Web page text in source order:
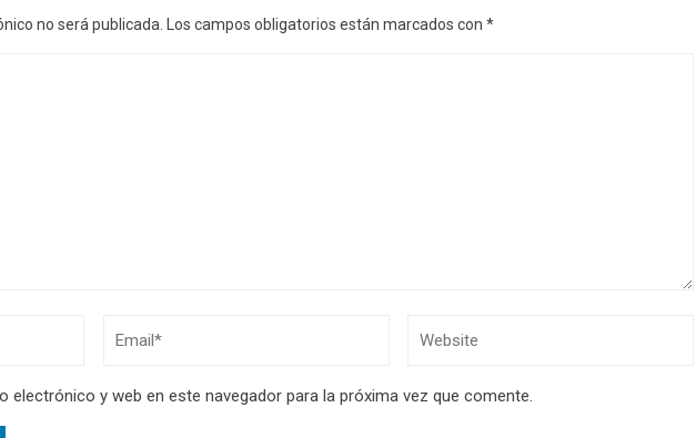
no será publicada. Los campos obligatorios están marcados con *
electrónico y web en este navegador para la próxima vez que comente.